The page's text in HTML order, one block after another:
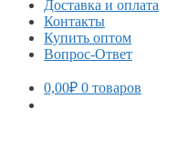
Доставка и оплата
Контакты
Купить оптом
Вопрос-Ответ
0,00₽ 0 товаров